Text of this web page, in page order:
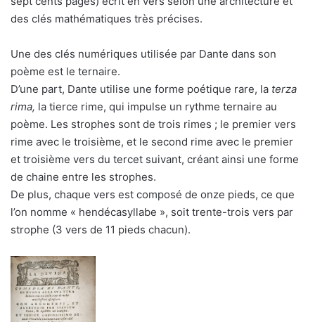
des clés mathématiques très précises.
Une des clés numériques utilisée par Dante dans son
poème est le ternaire.
D’une part, Dante utilise une forme poétique rare, la terza
rima, la tierce rime, qui impulse un rythme ternaire au
poème. Les strophes sont de trois rimes ; le premier vers
rime avec le troisième, et le second rime avec le premier
et troisième vers du tercet suivant, créant ainsi une forme
de chaine entre les strophes.
De plus, chaque vers est composé de onze pieds, ce que
l’on nomme « hendécasyllabe », soit trente-trois vers par
strophe (3 vers de 11 pieds chacun).